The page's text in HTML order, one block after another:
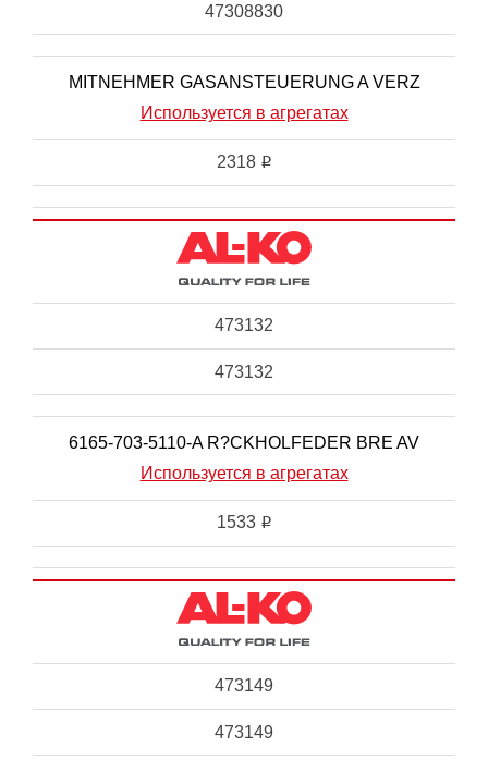
47308830
MITNEHMER GASANSTEUERUNG A VERZ
Используется в агрегатах
2318 i
473132
473132
6165-703-5110-A R?CKHOLFEDER BRE AV
Используется в агрегатах
1533 i
473149
473149